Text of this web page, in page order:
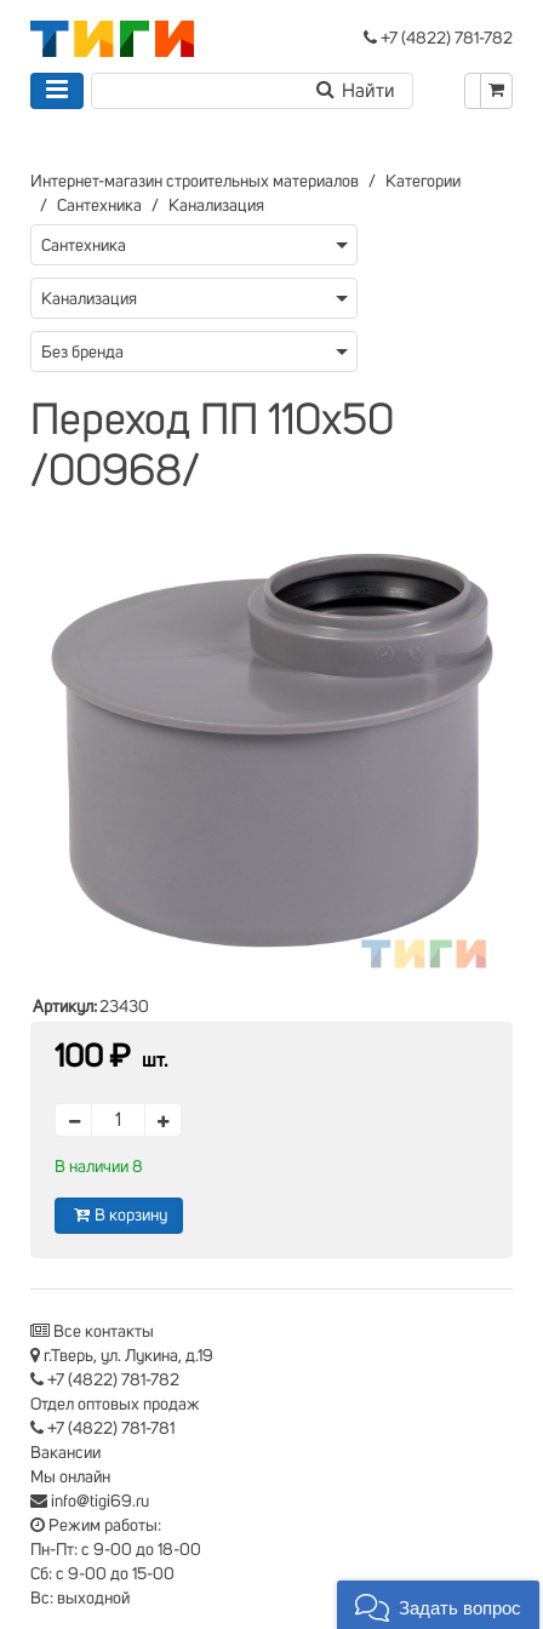
+7 (4822) 781-782
Интернет-магазин строительных материалов
Категории
Сантехника
Канализация
Сантехника
Канализация
Без бренда
Переход ПП 110х50
/00968/
Артикул:23430
100 ₽ шт.
В наличии 8
В корзину
Все контакты
г.Тверь, ул. Лукина, д.19
+7 (4822) 781-782
Отдел оптовых продаж
+7 (4822) 781-781
Вакансии
Мы онлайн
info@tigi69.ru
Режим работы:
Пн-Пт: с 9-00 до 18-00
Сб: с 9-00 до 15-00
Вс: выходной
Задать вопрос